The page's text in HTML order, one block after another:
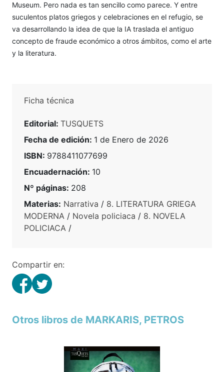
Museum. Pero nada es tan sencillo como parece. Y entre
suculentos platos griegos y celebraciones en el refugio, se
va desarrollando la idea de que la IA traslada el antiguo
concepto de fraude económico a otros ámbitos, como el arte
y la literatura.
Ficha técnica
Editorial: TUSQUETS
Fecha de edición: 1 de Enero de 2026
ISBN: 9788411077699
Encuadernación: 10
Nº páginas: 208
Materias: Narrativa / 8. LITERATURA GRIEGA
MODERNA / Novela policiaca / 8. NOVELA
POLICIACA /
Compartir en:
Otros libros de MARKARIS, PETROS